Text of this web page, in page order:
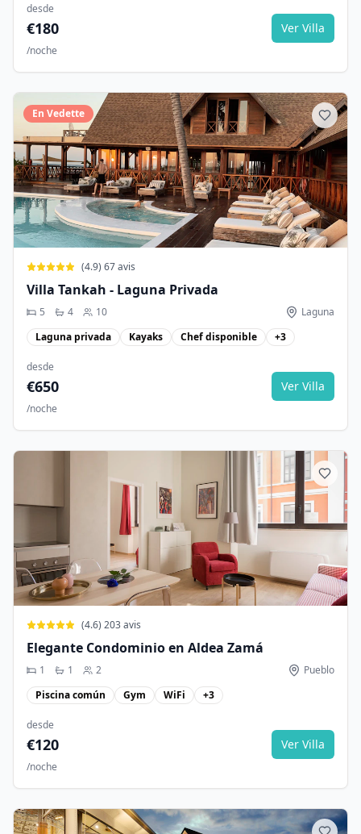
desde
€180
/noche
Ver Villa
En Vedette
(4.9) 67avis
Villa Tankah - Laguna Privada
5 4 10
Laguna
Laguna privada
Kayaks Chef disponible +3
desde
€650
/noche
Ver Villa
(4.6) 203avis
Elegante Condominio en Aldea Zamá
1 1 2
Pueblo
Piscina común
Gym WiFi +3
desde
€120
/noche
Ver Villa